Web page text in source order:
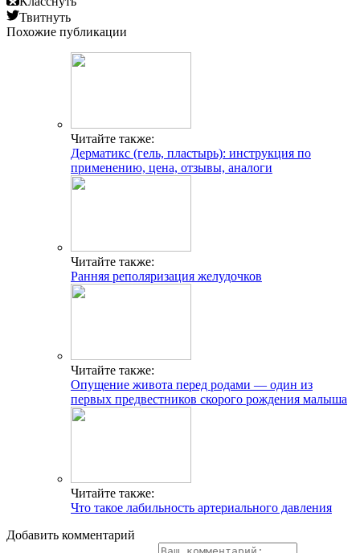
Читайте также:
Опущение живота перед родами — один из
первых предвестников скорого рождения малыша
Что такое лабильность артериального давления
Добавить комментарий
Популярные статьи
Беспокоит кровь во время овуляции? Варианты нормы и